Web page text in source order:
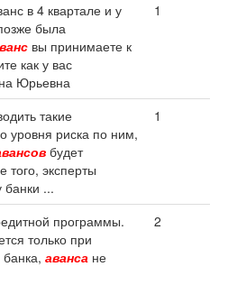
в 4 квартале и у
была
вы принимаете к
как у вас
Юрьевна
1
такие
уровня риска по ним,
будет
того, эксперты
банки ...
1
программы.
только при
аванса не
2